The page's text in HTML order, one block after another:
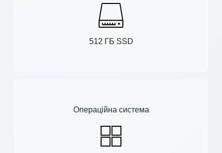
512 ГБ SSD
Операційна система